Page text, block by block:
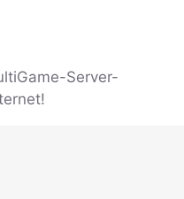
Server-